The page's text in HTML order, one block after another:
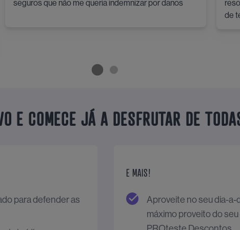
seguros que não me queria indemnizar por danos
de
E COMECE JÁ A DESFRUTAR DE
para defender as
E MAIS!
Aproveite no seu dia-a-
máximo proveito do